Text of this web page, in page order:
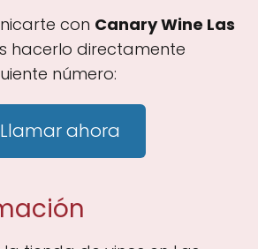
con Canary Wine Las
hacerlo directamente
número:
Llamar ahora